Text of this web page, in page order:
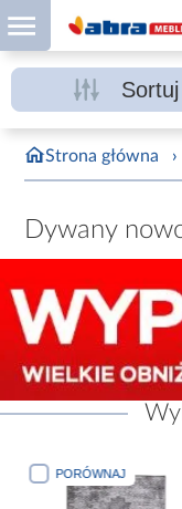
Sortuj
Strona główna ›
Dywany
PORÓWNAJ